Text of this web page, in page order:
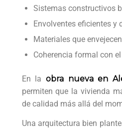
Sistemas constructivos
Envolventes eficientes y
Materiales que
Coherencia formal con
En la obra nueva en
permiten que la vivienda
de calidad más allá del
Una arquitectura bien